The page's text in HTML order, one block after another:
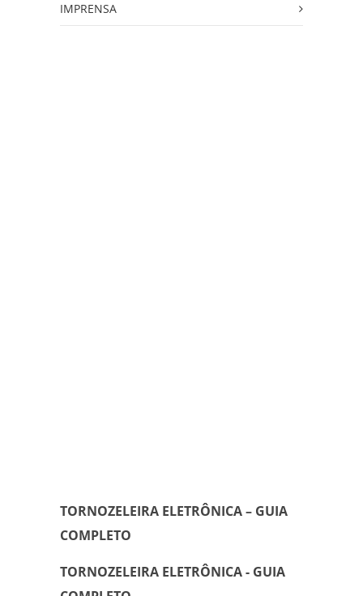
IMPRENSA
TORNOZELEIRA ELETRÔNICA – GUIA
COMPLETO
TORNOZELEIRA ELETRÔNICA - GUIA